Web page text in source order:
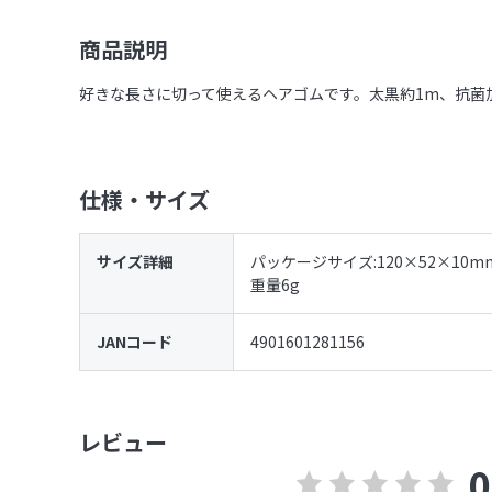
商品説明
好きな長さに切って使えるヘアゴムです。太黒約1m、抗菌
仕様・サイズ
サイズ詳細
パッケージサイズ
重量6g
JANコード 4901601281156
レビュー